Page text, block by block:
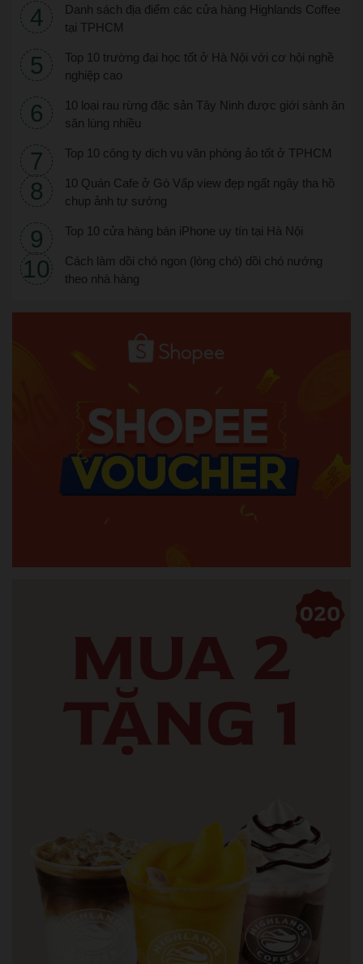
Danh sách địa điểm các cửa hàng Highlands Coffee
tại TPHCM
Top 10 trường đại học tốt ở Hà Nội với cơ hội nghề
nghiệp cao
10 loại rau rừng đặc sản Tây Ninh được giới sành ăn
săn lùng nhiều
Top 10 công ty dịch vụ văn phòng ảo tốt ở TPHCM
10 Quán Cafe ở Gò Vấp view đẹp ngất ngây tha hồ
chụp ảnh tự sướng
Top 10 cửa hàng bán iPhone uy tín tại Hà Nội
Cách làm dồi chó ngon (lòng chó) dồi chó nướng
theo nhà hàng